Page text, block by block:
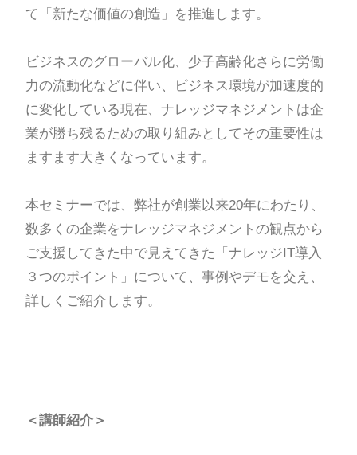
て「新たな価値の創造」を推進します。
ビジネスのグローバル化、少子高齢化さらに労働
力の流動化などに伴い、ビジネス環境が加速度的
に変化している現在、ナレッジマネジメントは企
業が勝ち残るための取り組みとしてその重要性は
ますます大きくなっています。
本セミナーでは、弊社が創業以来20年にわたり、
数多くの企業をナレッジマネジメントの観点から
ご支援してきた中で見えてきた「ナレッジIT導入
３つのポイント」について、事例やデモを交え、
詳しくご紹介します。
＜講師紹介＞